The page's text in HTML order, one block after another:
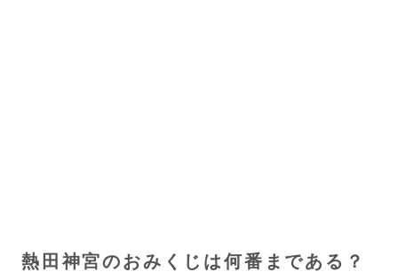
熱田神宮のおみくじは何番まである？